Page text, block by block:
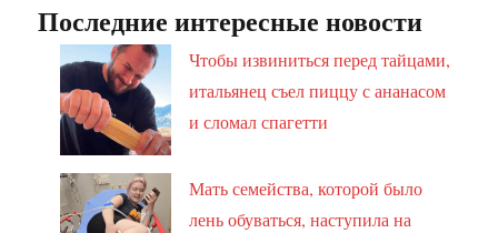
Последние интересные новости
Чтобы извиниться перед тайцами,
итальянец съел пиццу с ананасом
и сломал спагетти
Мать семейства, которой было
лень обуваться, наступила на